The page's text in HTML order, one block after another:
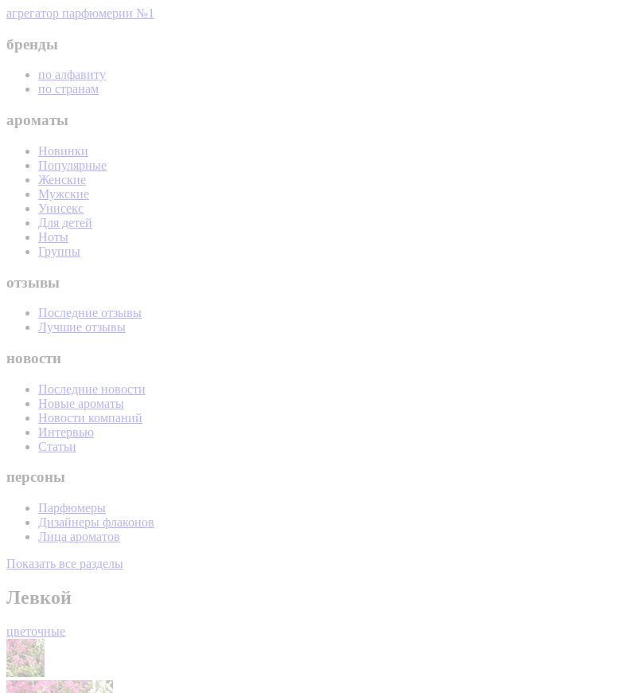
агрегатор парфюмерии №1
бренды
по алфавиту
по странам
ароматы
Новинки
Популярные
Женские
Мужские
Унисекс
Для детей
Ноты
Группы
отзывы
Последние отзывы
Лучшие отзывы
новости
Последние новости
Новые ароматы
Новости компаний
Интервью
Статьи
персоны
Парфюмеры
Дизайнеры флаконов
Лица ароматов
Показать все разделы
Левкой
цветочные